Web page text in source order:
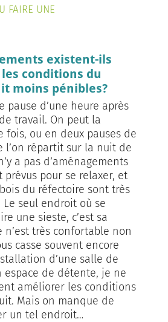
FAIRE UNE
existent-ils
conditions du
moins pénibles?
pause d’une heure après
travail. On peut la
fois, ou en deux pauses de
l’on répartit sur la nuit de
a pas d’aménagements
prévus pour se relaxer, et
du réfectoire sont très
seul endroit où se
une sieste, c’est sa
n’est très confortable non
casse souvent encore
d’une salle de
espace de détente, je ne
améliorer les conditions
Mais on manque de
un tel endroit…